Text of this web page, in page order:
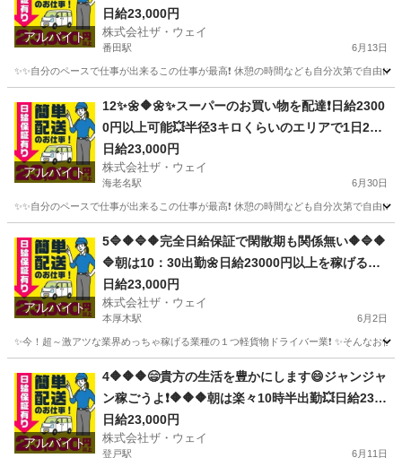
アルバイト
は楽チンで女子いっぱい✨安定収入😄完全週休2日
制だよ💗
日給23,000円
株式会社ザ・ウェイ
番田駅 6月13日
✨✨自分のペースで仕事が出来るこの仕事が最高❗️ 休憩の時間なども自分次第で自由
番田駅 ネットスーパー
アルバイト
12✨🌼🔶🌼✨スーパーのお買い物を配達❗️日給2300
0円以上可能💥半径3キロくらいのエリアで1日25
件前後配るだけ❗️💛
日給23,000円
株式会社ザ・ウェイ
海老名駅 6月30日
✨✨自分のペースで仕事が出来るこの仕事が最高❗️ 休憩の時間なども自分次第で自由
海老名駅 配送 ネットスーパー
アルバイト
5🔷🔶🔷🔶完全日給保証で閑散期も関係無い🔶🔷🔶
🔷朝は10：30出勤🌼日給23000円以上を稼げる💯
楽しく仕事したい人～大集合🎵軽貨物ドライバー
🌸
日給23,000円
株式会社ザ・ウェイ
本厚木駅 6月2日
✨今！超～激アツな業界めっちゃ稼げる業種の１つ軽貨物ドライバー業❗️ ✨そんなお
本厚木駅 ドライバー ネットスーパー
アルバイト
4🔶🔶🔶😄貴方の生活を豊かにします😄ジャンジャ
ン稼ごうよ❗️🔶🔶🔶朝は楽々10時半出勤💥日給230
00円以上❗️事業拡大につき大量募集❗️❗️❗️
日給23,000円
株式会社ザ・ウェイ
登戸駅 6月11日